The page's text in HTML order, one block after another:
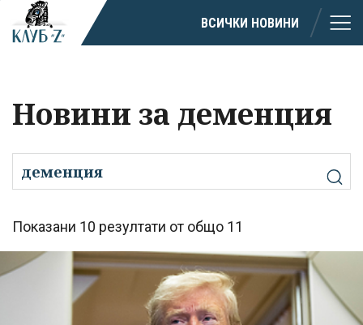
ВСИЧКИ НОВИНИ
Новини за деменция
Показани 10 резултати от общо 11